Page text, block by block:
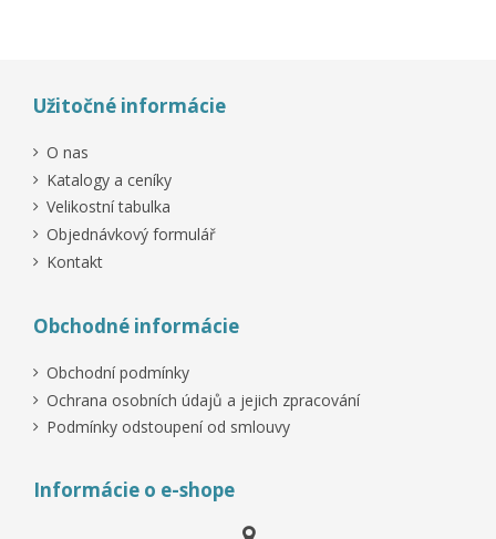
Užitočné informácie
O nas
Katalogy a ceníky
Velikostní tabulka
Objednávkový formulář
Kontakt
Obchodné informácie
Obchodní podmínky
Ochrana osobních údajů a jejich zpracování
Podmínky odstoupení od smlouvy
Informácie o e-shope